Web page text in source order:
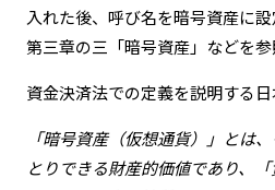
入れた後、呼び名を暗号資産に
第三章の三「暗号資産」などを参
資金決済法での定義を説明する日
「暗号資産（仮想通貨）」とは
とりできる財産的価値であり、